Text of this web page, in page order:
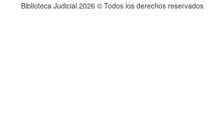
Biblioteca Judicial 2026 © Todos los derechos reservados